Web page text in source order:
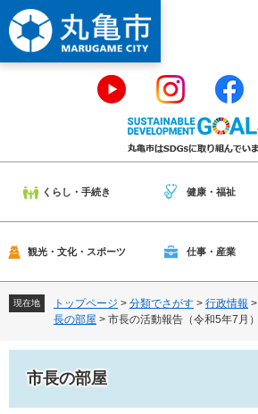
ー
ジ
の
。
ニ
ュ
ー
て
くらし・手続き 健康・福祉
観光・文化・スポーツ 仕事・産業
現在地 トップページ > 分類でさがす > 行政情報 >
長の部屋 > 市長の活動報告（令和5年7月）
市長の部屋